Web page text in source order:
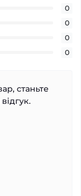
0
0
0
0
станьте